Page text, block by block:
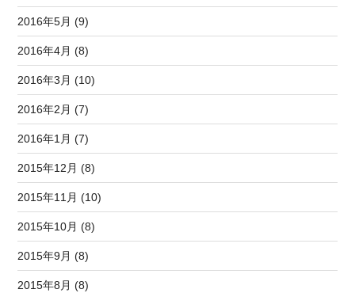
2016年5月 (9)
2016年4月 (8)
2016年3月 (10)
2016年2月 (7)
2016年1月 (7)
2015年12月 (8)
2015年11月 (10)
2015年10月 (8)
2015年9月 (8)
2015年8月 (8)